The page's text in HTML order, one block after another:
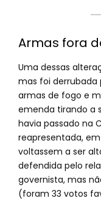
Armas fora
Uma dessas
mas foi derrubada
armas de fogo e
emenda tirando a
havia passado na
reapresentada,
voltassem a ser
defendida pelo
governista, mas
(foram 33 votos